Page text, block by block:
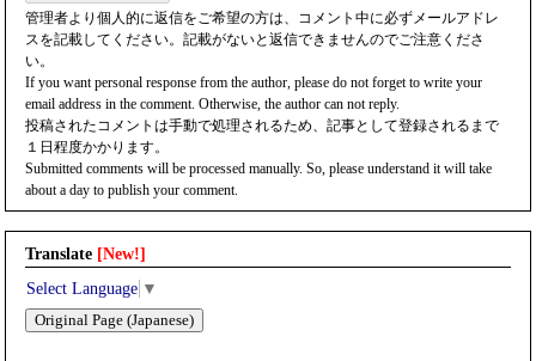
管理者より個人的に返信をご希望の方は、コメント中に必ずメールアドレ
スを記載してください。記載がないと返信できませんのでご注意くださ
い。
If you want personal response from the author, please do not forget to write your
email address in the comment. Otherwise, the author can not reply.
投稿されたコメントは手動で処理されるため、記事として登録されるまで
１日程度かかります。
Submitted comments will be processed manually. So, please understand it will take
about a day to publish your comment.
Translate [New!]
Select Language ▼
Original Page (Japanese)